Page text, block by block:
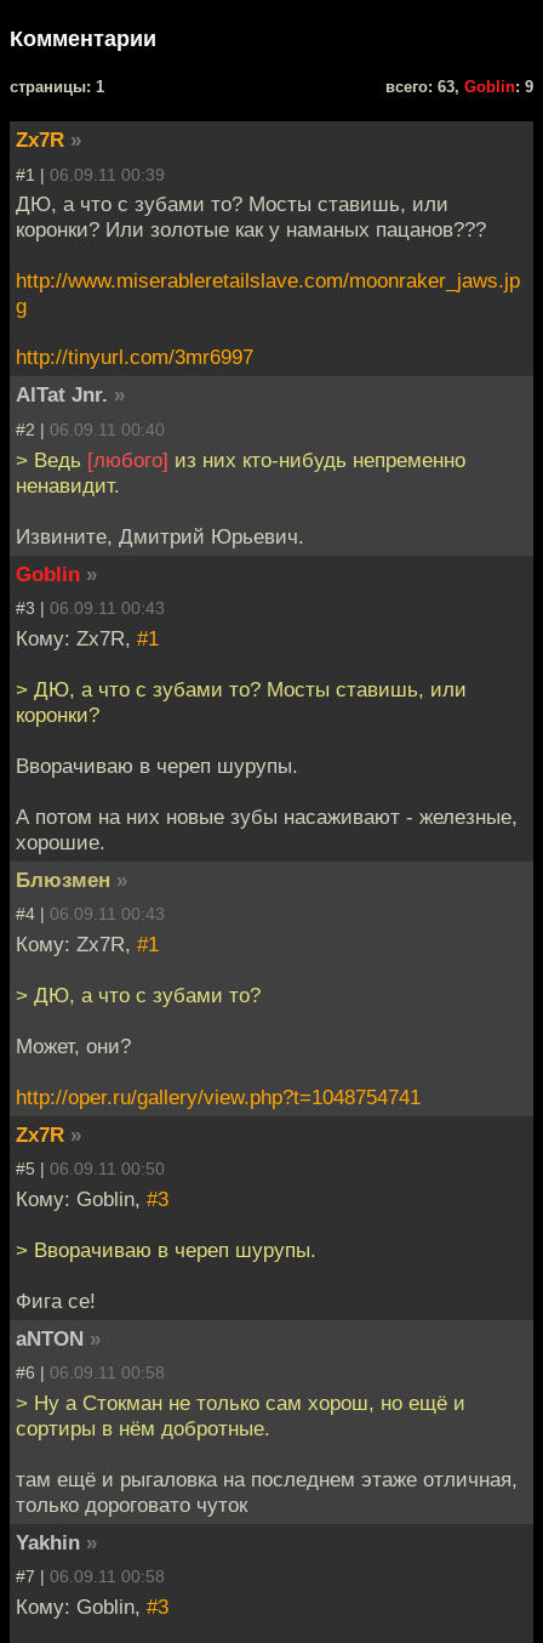
Комментарии
cтраницы: 1 всего: 63, Goblin: 9
Zx7R »
#1 | 06.09.11 00:39
ДЮ, а что с зубами то? Мосты ставишь, или
коронки? Или золотые как у наманых пацанов???
http://www.miserableretailslave.com/moonraker_jaws.jp
g
http://tinyurl.com/3mr6997
AlTat Jnr. »
#2 | 06.09.11 00:40
> Ведь [любого] из них кто-нибудь непременно
ненавидит.
Извините, Дмитрий Юрьевич.
Goblin »
#3 | 06.09.11 00:43
Кому: Zx7R, #1
> ДЮ, а что с зубами то? Мосты ставишь, или
коронки?
Вворачиваю в череп шурупы.
А потом на них новые зубы насаживают - железные,
хорошие.
Блюзмен »
#4 | 06.09.11 00:43
Кому: Zx7R, #1
> ДЮ, а что с зубами то?
Может, они?
http://oper.ru/gallery/view.php?t=1048754741
Zx7R »
#5 | 06.09.11 00:50
Кому: Goblin, #3
> Вворачиваю в череп шурупы.
Фига се!
aNTON »
#6 | 06.09.11 00:58
> Ну а Стокман не только сам хорош, но ещё и
сортиры в нём добротные.
там ещё и рыгаловка на последнем этаже отличная,
только дороговато чуток
Yakhin »
#7 | 06.09.11 00:58
Кому: Goblin, #3